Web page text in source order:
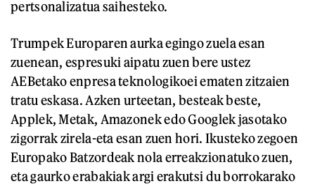
pertsonalizatua saihesteko.
Trumpek Europaren aurka egingo zuela esan
zuenean, espresuki aipatu zuen bere ustez
AEBetako enpresa teknologikoei ematen zitzaien
tratu eskasa. Azken urteetan, besteak beste,
Applek, Metak, Amazonek edo Googlek jasotako
zigorrak zirela-eta esan zuen hori. Ikusteko zegoen
Europako Batzordeak nola erreakzionatuko zuen,
eta gaurko erabakiak argi erakutsi du borrokarako